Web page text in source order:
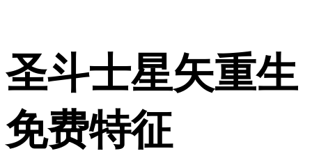
圣斗士星矢重生
免费特征